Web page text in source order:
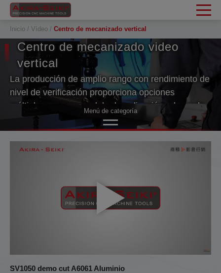
Inicio Vídeo Centro de mecanizado vertical
Centro de mecanizado video
vertical
La producción de amplio rango con rendimiento de
nivel de verificación proporciona opciones
múltiples para un modelo de aplicación adecuado.
Stand en consideración de los clientes. El valor de
rendimiento de la máquina Akir Seiki puede resistir
la prueba del tiempo.
Menú de categoría
Centro de mecanizado horizontal
SV1050 demo cut A6061 Aluminio
Panel de gestión de cookies